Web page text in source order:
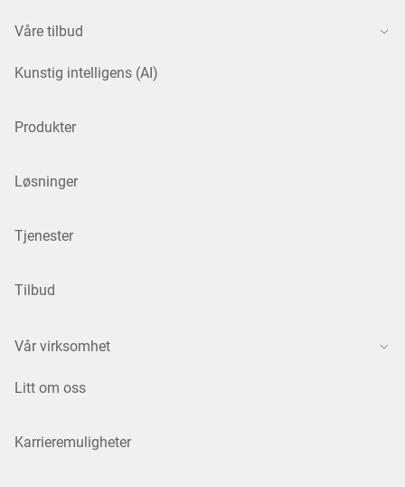
Våre tilbud
Kunstig intelligens (AI)
Produkter
Løsninger
Tjenester
Tilbud
Vår virksomhet
Litt om oss
Karrieremuligheter